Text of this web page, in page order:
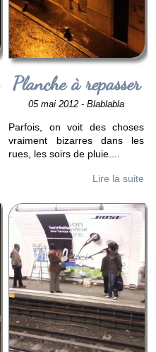
Planche à repasser
05 mai 2012 - Blablabla
Parfois, on voit des choses
vraiment bizarres dans les
rues, les soirs de pluie.
Lire la suite